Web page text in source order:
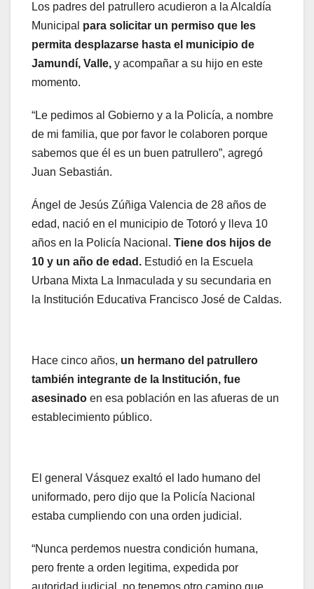
Los padres del patrullero acudieron a la Alcaldía
Municipal para solicitar un permiso que les
permita desplazarse hasta el municipio de
Jamundí, Valle, y acompañar a su hijo en este
momento.
“Le pedimos al Gobierno y a la Policía, a nombre
de mi familia, que por favor le colaboren porque
sabemos que él es un buen patrullero”, agregó
Juan Sebastián.
Ángel de Jesús Zúñiga Valencia de 28 años de
edad, nació en el municipio de Totoró y lleva 10
años en la Policía Nacional. Tiene dos hijos de
10 y un año de edad. Estudió en la Escuela
Urbana Mixta La Inmaculada y su secundaria en
la Institución Educativa Francisco José de Caldas.
Hace cinco años, un hermano del patrullero
también integrante de la Institución, fue
asesinado en esa población en las afueras de un
establecimiento público.
El general Vásquez exaltó el lado humano del
uniformado, pero dijo que la Policía Nacional
estaba cumpliendo con una orden judicial.
“Nunca perdemos nuestra condición humana,
pero frente a orden legitima, expedida por
autoridad judicial, no tenemos otro camino que